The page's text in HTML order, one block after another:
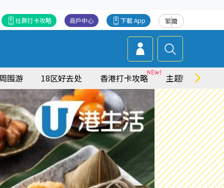
繁简
下載 App
商戶中心
社群打卡攻略
围游 18区好去处 香港打卡攻略 主题特集